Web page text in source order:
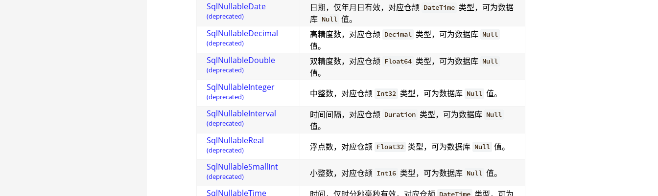
SqlNullableDate
(deprecated)
日期，仅年月日有效，对应仓颉 DateTime 类型，可为数据
库 Null 值。
SqlNullableDecimal
(deprecated)
高精度数，对应仓颉 Decimal 类型，可为数据库 Null
值。
SqlNullableDouble
(deprecated)
双精度数，对应仓颉 Float64 类型，可为数据库 Null
值。
SqlNullableInteger
(deprecated) 中整数，对应仓颉 Int32 类型，可为数据库 Null 值。
SqlNullableInterval
(deprecated)
时间间隔，对应仓颉 Duration 类型，可为数据库 Null
值。
SqlNullableReal
(deprecated) 浮点数，对应仓颉 Float32 类型，可为数据库 Null 值。
SqlNullableSmallInt
(deprecated) 小整数，对应仓颉 Int16 类型，可为数据库 Null 值。
SqlNullableTime
时间，仅时分秒毫秒有效，对应仓颉 类型，可为